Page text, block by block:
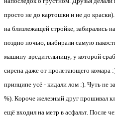
просто не до картошки и не до
на близлежащей стройке, забирались
поздно ночью, выбирали самую
машину-вредительницу, у которой
сирена даже от пролетающего комара
принципе усё - кидали лом :). Чуть не
%). Короче железный друг прошивал
ещё входил на метр в асфальт. После